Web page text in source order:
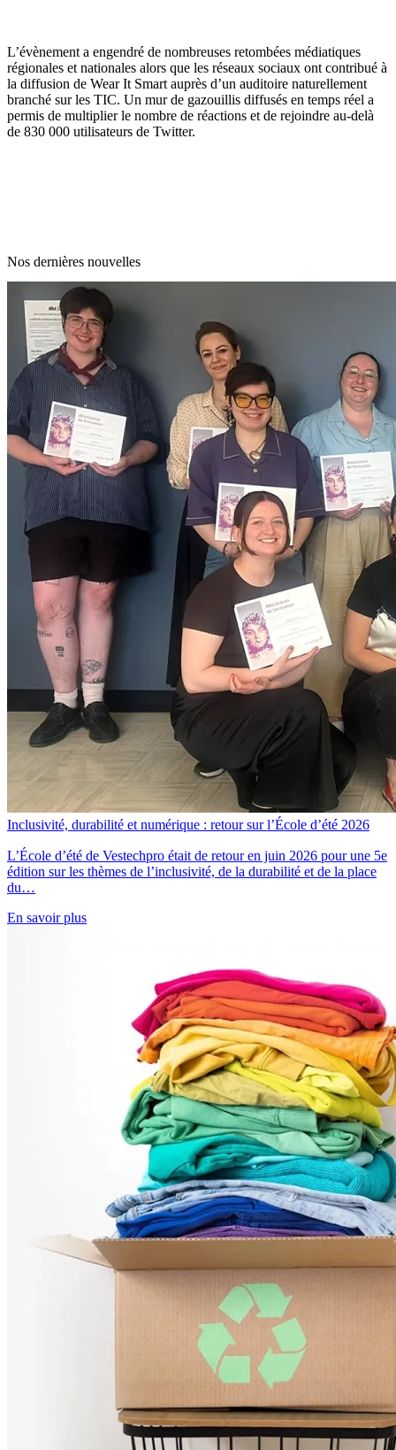
L’évènement a engendré de nombreuses retombées médiatiques
régionales et nationales alors que les réseaux sociaux ont contribué à
la diffusion de Wear It Smart auprès d’un auditoire naturellement
branché sur les TIC. Un mur de gazouillis diffusés en temps réel a
permis de multiplier le nombre de réactions et de rejoindre au-delà
de 830 000 utilisateurs de Twitter.
Nos dernières nouvelles
Inclusivité, durabilité et numérique : retour sur l’École d’été 2026
L’École d’été de Vestechpro était de retour en juin 2026 pour une 5e
édition sur les thèmes de l’inclusivité, de la durabilité et de la place
du…
En savoir plus